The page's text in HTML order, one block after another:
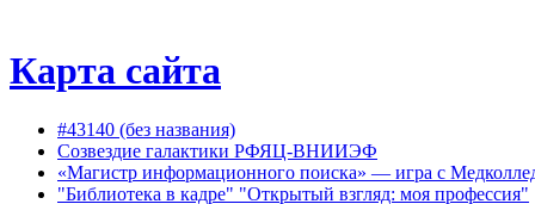
Карта сайта
#43140 (без названия)
Созвездие галактики РФЯЦ-ВНИИЭФ
«Магистр информационного поиска» — игра с
"Библиотека в кадре" "Открытый взгляд: моя профессия"